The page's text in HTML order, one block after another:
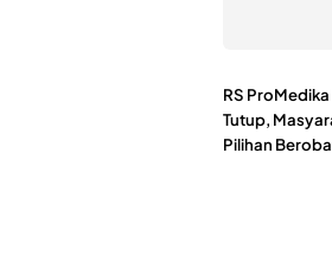
RS
Tutup,
Pilihan